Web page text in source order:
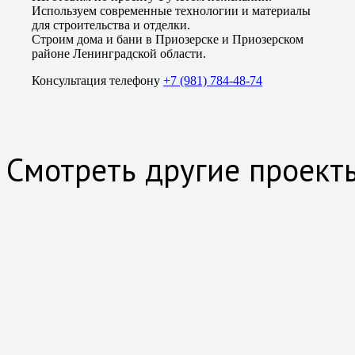
Используем современные технологии и материалы
для строительства и отделки.
Строим дома и бани в Приозерске и Приозерском
районе Ленинградской области.
Консультация телефону +7 (981) 784-48-74
Смотреть другие